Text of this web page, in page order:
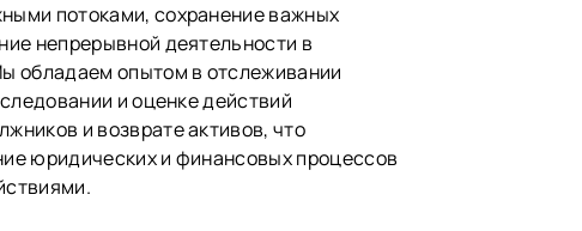
потоками, сохранение важных
непрерывной деятельности в
обладаем опытом в отслеживании
и оценке действий
и возврате активов, что
юридических и финансовых процессов